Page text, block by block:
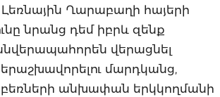
Ղարաբաղի հայերի
նրանց դեմ իբրև զենք
վերացնել
մարդկանց,
բեռների անխափան երկկողմանի